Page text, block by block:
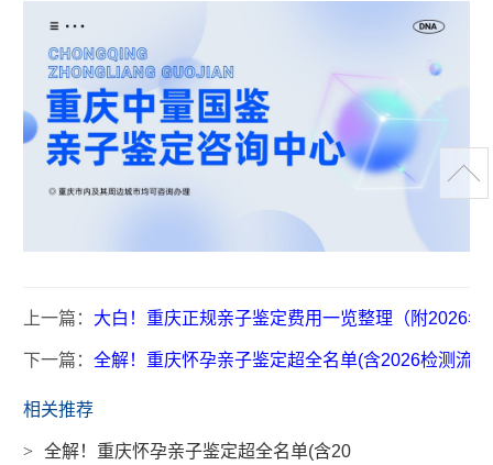
上一篇： 大白！重庆正规亲子鉴定费用一览整理（附2026年
下一篇：全解！重庆怀孕亲子鉴定超全名单(含2026检测流程
相关推荐
>
全解！重庆怀孕亲子鉴定超全名单(含20